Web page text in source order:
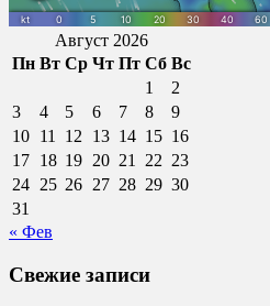
Август 2026
Пн Вт Ср Чт Пт Сб Вс
1
2
3
4 5 6 7 8
9
10 11 12 13 14 15 16
17 18 19 20 21 22 23
24 25 26 27 28 29 30
31
« Фев
Свежие записи